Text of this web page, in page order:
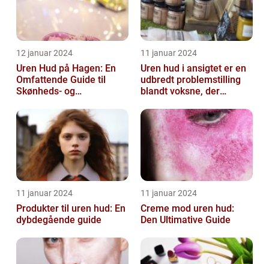
12 januar 2024
Uren Hud på Hagen: En
Omfattende Guide til
Skønheds- og
11 januar 2024
Uren hud i ansigtet er en
udbredt problemstilling
blandt voksne, der
kvinder...
11 januar 2024
Produkter til uren hud: En
dybdegående guide
11 januar 2024
Creme mod uren hud:
Den Ultimative Guide